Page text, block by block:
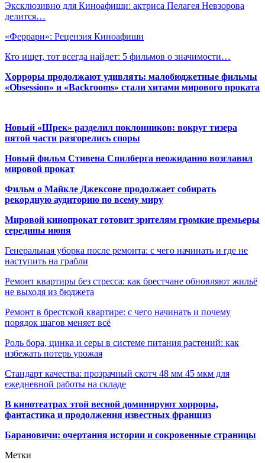
Эксклюзивно для Киноафиши: актриса Пелагея Невзорова
делится…
«Феррари»: Рецензия Киноафиши
Кто ищет, тот всегда найдет: 5 фильмов о значимости…
Хорроры продолжают удивлять: малобюджетные фильмы
«Obsession» и «Backrooms» стали хитами мирового проката
Новый «Шрек» разделил поклонников: вокруг тизера
пятой части разгорелись споры
Новый фильм Стивена Спилберга неожиданно возглавил
мировой прокат
Фильм о Майкле Джексоне продолжает собирать
рекордную аудиторию по всему миру
Мировой кинопрокат готовит зрителям громкие премьеры
середины июня
Генеральная уборка после ремонта: с чего начинать и где не
наступить на грабли
Ремонт квартиры без стресса: как брестчане обновляют жильё
не выходя из бюджета
Ремонт в брестской квартире: с чего начинать и почему
порядок шагов меняет всё
Роль бора, цинка и серы в системе питания растений: как
избежать потерь урожая
Стандарт качества: прозрачный скотч 48 мм 45 мкм для
ежедневной работы на складе
В кинотеатрах этой весной доминируют хорроры,
фантастика и продолжения известных франшиз
Барановичи: очертания истории и сокровенные страницы
Метки